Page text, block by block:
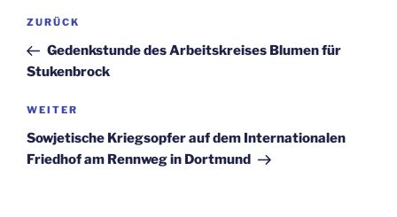
Beitragsnavigation
Vorheriger
Beitrag
ZURÜCK
Gedenkstunde des Arbeitskreises Blumen für
Stukenbrock
Nächster
Beitrag
WEITER
Sowjetische Kriegsopfer auf dem Internationalen
Friedhof am Rennweg in Dortmund